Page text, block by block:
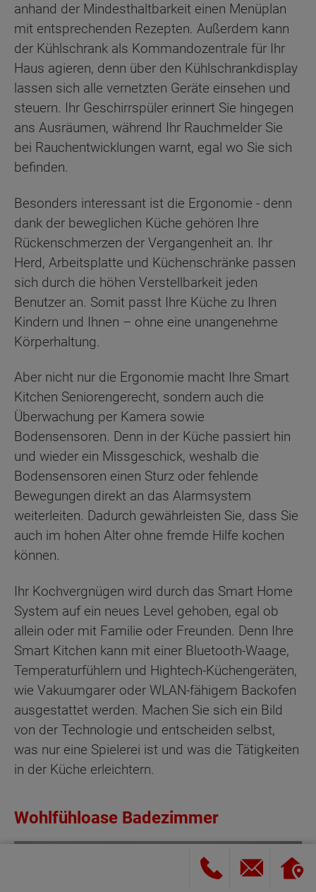
anhand der Mindesthaltbarkeit einen Menüplan
mit entsprechenden Rezepten. Außerdem kann
der Kühlschrank als Kommandozentrale für Ihr
Haus agieren, denn über den Kühlschrankdisplay
lassen sich alle vernetzten Geräte einsehen und
steuern. Ihr Geschirrspüler erinnert Sie hingegen
ans Ausräumen, während Ihr Rauchmelder Sie
bei Rauchentwicklungen warnt, egal wo Sie sich
befinden.
Besonders interessant ist die Ergonomie - denn
dank der beweglichen Küche gehören Ihre
Rückenschmerzen der Vergangenheit an. Ihr
Herd, Arbeitsplatte und Küchenschränke passen
sich durch die höhen Verstellbarkeit jeden
Benutzer an. Somit passt Ihre Küche zu Ihren
Kindern und Ihnen – ohne eine unangenehme
Körperhaltung.
Aber nicht nur die Ergonomie macht Ihre Smart
Kitchen Seniorengerecht, sondern auch die
Überwachung per Kamera sowie
Bodensensoren. Denn in der Küche passiert hin
und wieder ein Missgeschick, weshalb die
Bodensensoren einen Sturz oder fehlende
Bewegungen direkt an das Alarmsystem
weiterleiten. Dadurch gewährleisten Sie, dass Sie
auch im hohen Alter ohne fremde Hilfe kochen
können.
Ihr Kochvergnügen wird durch das Smart Home
System auf ein neues Level gehoben, egal ob
allein oder mit Familie oder Freunden. Denn Ihre
Smart Kitchen kann mit einer Bluetooth-Waage,
Temperaturfühlern und Hightech-Küchengeräten,
wie Vakuumgarer oder WLAN-fähigem Backofen
ausgestattet werden. Machen Sie sich ein Bild
von der Technologie und entscheiden selbst,
was nur eine Spielerei ist und was die Tätigkeiten
in der Küche erleichtern.
Wohlfühloase Badezimmer